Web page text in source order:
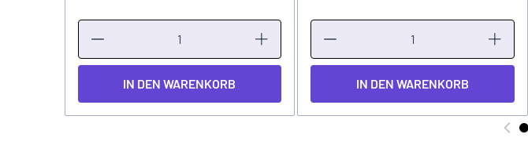
IN DEN WARENKORB IN DEN WARENKORB